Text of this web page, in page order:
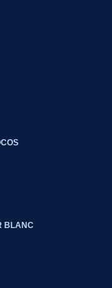
BLANC